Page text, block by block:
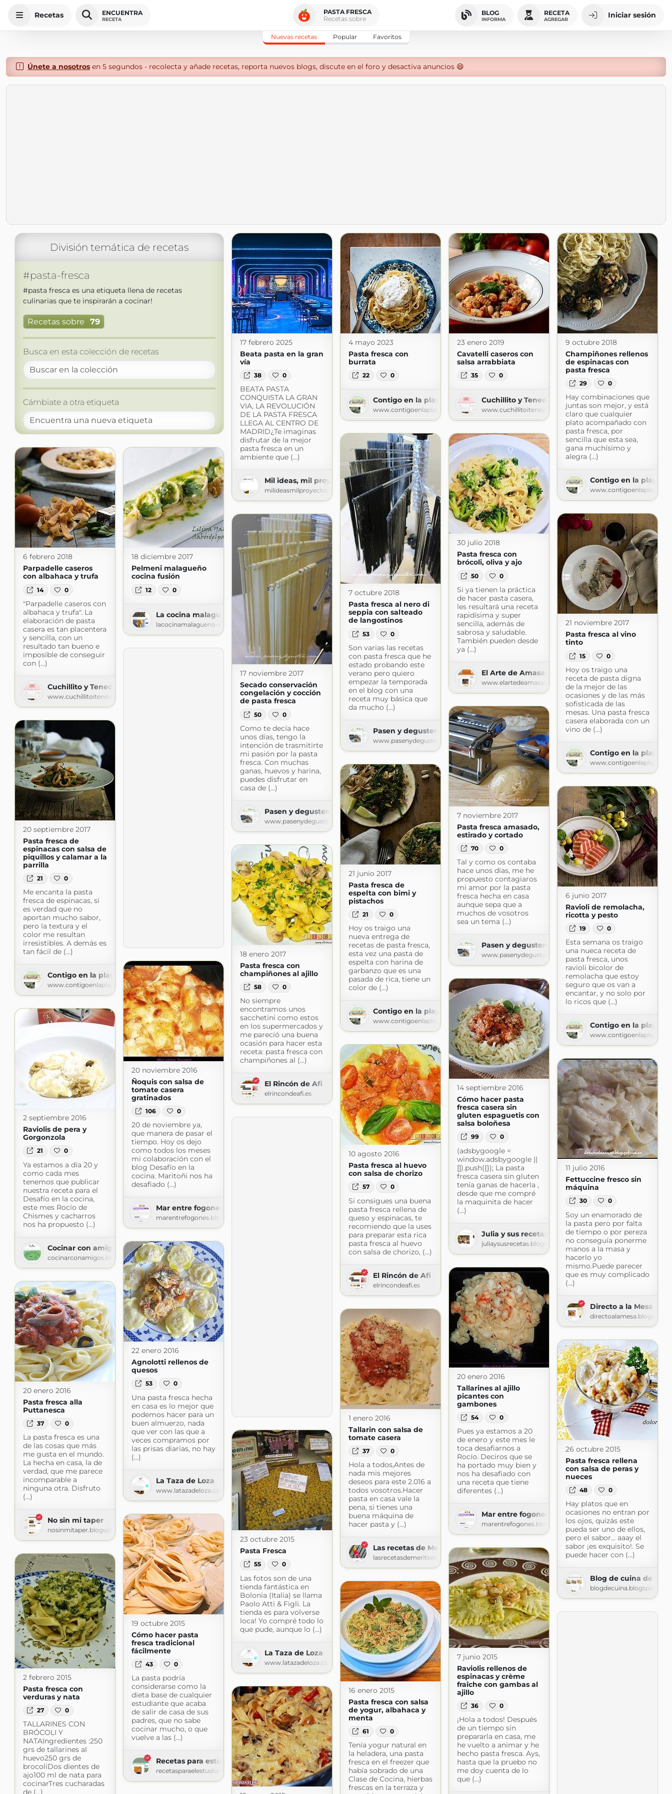
Recetas ENCUENTRA
RECETA
PASTA FRESCA
Recetas sobre
BLOG
INFORMA
RECETA
AGREGAR Iniciar sesión
Nuevas recetas Popular Favoritos
Únete a nosotrosen 5 segundos - recolecta y añade recetas, reporta nuevos blogs, discute en el foro y desactiva anuncios 😄
División temática de recetas
#pasta-fresca
#pasta fresca es una etiqueta llena de recetas
culinarias que te inspirarán a cocinar!
Recetas sobre 79
Busca en esta colección de recetas
Cámbiate a otra etiqueta
17 febrero 2025
Beata pasta en la gran
vía
38 0
BEATA PASTA
CONQUISTA LA GRAN
VIA, LA REVOLUCIÓN
DE LA PASTA FRESCA
LLEGA AL CENTRO DE
MADRID¿Te imaginas
disfrutar de la mejor
pasta fresca en un
ambiente que (...)
Mil ideas, mil proyectos
milideasmilproyectos.blogspot.com
4 mayo 2023
Pasta fresca con
burrata
22 0
Contigo en la playa!
www.contigoenlaplaya.com
23 enero 2019
Cavatelli caseros con
salsa arrabbiata
35 0
Cuchillito y Tenedor
www.cuchillitoitenedor.com
9 octubre 2018
Champiñones rellenos
de espinacas con
pasta fresca
29 0
Hay combinaciones que
juntas son mejor, y está
claro que cualquier
plato acompañado con
pasta fresca, por
sencilla que esta sea,
gana muchísimo y
alegra (...)
Contigo en la playa!
7 octubre 2018
Pasta fresca al nero di
seppia con salteado
de langostinos
53 0
Son varias las recetas
con pasta fresca que he
estado probando este
verano pero quiero
empezar la temporada
en el blog con una
receta muy básica que
da mucho (...)
Pasen y degusten
www.pasenydegusten.com
30 julio 2018
Pasta fresca con
brócoli, oliva y ajo
50 0
Si ya tienen la práctica
de hacer pasta casera,
les resultará una receta
rapidísima y super
sencilla, además de
sabrosa y saludable.
También pueden desde
ya (...)
El Arte de Amasar Clases de Cocina Personalizadas
www.elartedeamasar.com
6 febrero 2018
Parpadelle caseros
con albahaca y trufa
14 0
"Parpadelle caseros con
albahaca y trufa". La
elaboración de pasta
casera es tan placentera
y sencilla, con un
resultado tan bueno e
imposible de conseguir
con (...)
Cuchillito y Tenedor
www.cuchillitoitenedor.com
18 diciembre 2017
Pelmeni malagueño
cocina fusión
12 0
La cocina malagueña-Alsurdelsur
lacocinamalaguena-alsurdelsur.blogspot.com
21 noviembre 2017
Pasta fresca al vino
tinto
15 0
Hoy os traigo una
receta de pasta digna
de la mejor de las
ocasiones y de las más
sofisticada de las
mesas. Una pasta fresca
casera elaborada con un
vino de (...)
Contigo en la playa!
17 noviembre 2017
Secado conservación
congelación y cocción
de pasta fresca
50 0
Como te decía hace
unos días, tengo la
intención de trasmitirte
mi pasión por la pasta
fresca. Con muchas
ganas, huevos y harina,
puedes disfrutar en
casa de (...)
Pasen y degusten
www.pasenydegusten.com
7 noviembre 2017
Pasta fresca amasado,
estirado y cortado
70 0
Tal y como os contaba
hace unos días, me he
propuesto contagiaros
mi amor por la pasta
fresca hecha en casa
aunque sepa que a
muchos de vosotros
sea un tema (...)
Pasen y degusten
www.pasenydegusten.com
20 septiembre 2017
Pasta fresca de
espinacas con salsa de
piquillos y calamar a la
parrilla
21 0
Me encanta la pasta
fresca de espinacas, si
es verdad que no
aportan mucho sabor,
pero la textura y el
color me resultan
irresistibles. A demás es
tan fácil de (...)
Contigo en la playa!
www.contigoenlaplaya.com
21 junio 2017
Pasta fresca de
espelta con bimi y
pistachos
21 0
Hoy os traigo una
nueva entrega de
recetas de pasta fresca,
esta vez una pasta de
espelta con harina de
garbanzo que es una
pasada de rica, tiene un
color de (...)
Contigo en la playa!
www.contigoenlaplaya.com
6 junio 2017
Ravioli de remolacha,
ricotta y pesto
19 0
Esta semana os traigo
una nueca receta de
pasta fresca, unos
ravioli bicolor de
remolacha que estoy
seguro que os van a
encantar, y no solo por
lo ricos que (...)
Contigo en la playa!
18 enero 2017
Pasta fresca con
champiñones al ajillo
58 0
No siempre
encontramos unos
sacchetini como estos
en los supermercados y
me pareció una buena
ocasión para hacer esta
receta: pasta fresca con
champiñones al (...)
El Rincón de Afi
elrincondeafi.es
20 noviembre 2016
Ñoquis con salsa de
tomate casera
gratinados
106 0
20 de noviembre ya,
que manera de pasar el
tiempo. Hoy os dejo
como todos los meses
mi colaboración con el
blog Desafío en la
cocina. Maritoñi nos ha
desafiado (...)
Mar entre fogones
marentrefogones.blogspot.com
14 septiembre 2016
Cómo hacer pasta
fresca casera sin
gluten espaguetis con
salsa boloñesa
99 0
(adsbygoogle =
window.adsbygoogle ||
[]).push({}); La pasta
fresca casera sin gluten
tenía ganas de hacerla ,
desde que me compré
la maquinita de hacer
(...)
Julia y sus recetas
juliaysusrecetas.blogspot.com
2 septiembre 2016
Raviolis de pera y
Gorgonzola
21 0
Ya estamos a día 20 y
como cada mes
tenemos que publicar
nuestra receta para el
Desafío en la cocina,
este mes Rocío de
Chismes y cacharros
nos ha propuesto (...)
Cocinar con amigos
cocinarconamigos.blogspot.com
10 agosto 2016
Pasta fresca al huevo
con salsa de chorizo
57 0
Si consigues una buena
pasta fresca rellena de
queso y espinacas, te
recomiendo que la uses
para preparar esta rica
pasta fresca al huevo
con salsa de chorizo, (...)
El Rincón de Afi
elrincondeafi.es
11 julio 2016
Fettuccine fresco sin
máquina
30 0
Soy un enamorado de
la pasta pero por falta
de tiempo o por pereza
no conseguía ponerme
manos a la masa y
hacerlo yo
mismo.Puede parecer
que es muy complicado
(...)
Directo a la Mesa
22 enero 2016
Agnolotti rellenos de
quesos
53 0
Una pasta fresca hecha
en casa es lo mejor que
podemos hacer para un
buen almuerzo, nada
que ver con las que a
veces compramos por
las prisas diarias, no hay
(...)
La Taza de Loza
www.latazadeloza.com
20 enero 2016
Tallarines al ajillo
picantes con
gambones
54 0
Pues ya estamos a 20
de enero y este mes le
toca desafiarnos a
Rocío. Deciros que se
ha portado muy bien y
nos ha desafiado con
una receta que tiene
diferentes (...)
Mar entre fogones
marentrefogones.blogspot.com
20 enero 2016
Pasta fresca alla
Puttanesca
37 0
La pasta fresca es una
de las cosas que más
me gusta en el mundo.
La hecha en casa, la de
verdad, que me parece
incomparable a
ninguna otra. Disfruto
(...)
No sin mi taper
nosinmitaper.blogspot.com
1 enero 2016
Tallarin con salsa de
tomate casera
37 0
Hola a todos,Antes de
nada mis mejores
deseos para este 2.016 a
todos vosotros.Hacer
pasta en casa vale la
pena, si tienes una
buena máquina de
hacer pasta y (...)
Las recetas de Meritxell
lasrecetasdemeritxell.blogspot.com
26 octubre 2015
Pasta fresca rellena
con salsa de peras y
nueces
48 0
Hay platos que en
ocasiones no entran por
los ojos, quizás este
pueda ser uno de ellos,
pero el sabor… aaay el
sabor ¡es exquisito!. Se
puede hacer con (...)
Blog de cuina de la
blogdecuina.blogspot.com
23 octubre 2015
Pasta Fresca
55 0
Las fotos son de una
tienda fantástica en
Bolonia (Italia) se llama
Paolo Atti & Figli. La
tienda es para volverse
loca! Yo compré todo lo
que pude, aunque lo (...)
La Taza de Loza
www.latazadeloza.com
19 octubre 2015
Cómo hacer pasta
fresca tradicional
fácilmente
43 0
La pasta podría
considerarse como la
dieta base de cualquier
estudiante que acaba
de salir de casa de sus
padres, que no sabe
cocinar mucho, o que
vuelve a las (...)
Recetas para estudiantes
recetasparaelestudiante.blogspot.com
7 junio 2015
Raviolis rellenos de
espinacas y crème
fraîche con gambas al
ajillo
36 0
¡Hola a todos! Después
de un tiempo sin
prepararla en casa, me
he vuelto a animar y he
hecho pasta fresca. Ays,
hasta que la pruebo no
me doy cuenta de lo
que (...)
2 febrero 2015
Pasta fresca con
verduras y nata
27 0
TALLARINES CON
BRÓCOLI Y
NATAIngredientes :250
grs de tallarines al
huevo250 grs de
brocoliDos dientes de
ajo100 ml de nata para
cocinarTres cucharadas
de (...)
16 enero 2015
Pasta fresca con salsa
de yogur, albahaca y
menta
61 0
Tenía yogur natural en
la heladera, una pasta
fresca en el freezer que
había sobrado de una
Clase de Cocina, hierbas
frescas en la terraza y